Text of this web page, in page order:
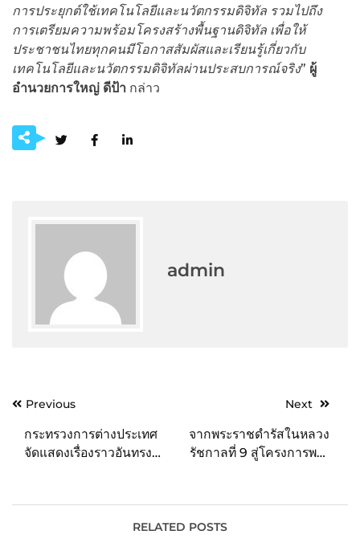
การประยุกต์ใช้เทคโนโลยีและนวัตกรรมดิจิทัล รวมไปถึง
การเตรียมความพร้อมโครงสร้างพื้นฐานดิจิทัล เพื่อให้
ประชาชนไทยทุกคนมีโอกาสสัมผัสและเรียนรู้เกี่ยวกับ
เทคโนโลยีและนวัตกรรมดิจิทัลผ่านประสบการณ์จริง” ผู้
อำนวยการใหญ่ ดีป้า กล่าว
admin
PostPrevious
กระทรวงการต่างประเทศ
จัดแสดงเรื่องราวอันทรง
Journey of Thai Silk”
เปิดตำนานเส้นทางงาน
Next
จากพระราชดำรัสในหลวง
รัชกาลที่ 9 สู่โครงการพระ
RELATED POSTS